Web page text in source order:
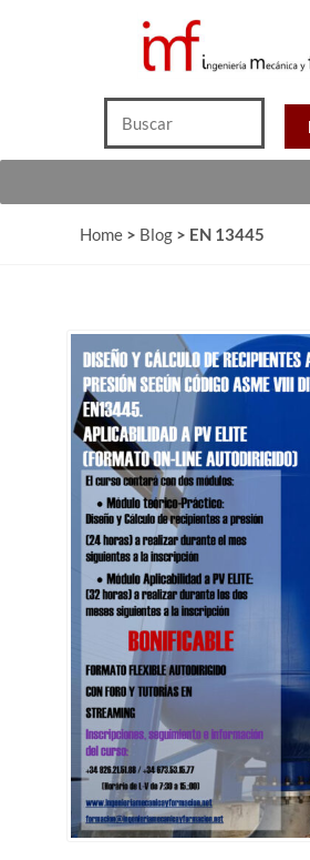
Home> Blog> EN 13445